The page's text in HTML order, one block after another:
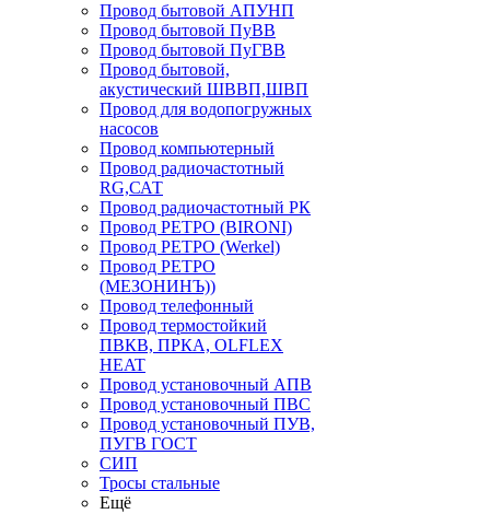
Провод бытовой АПУНП
Провод бытовой ПуВВ
Провод бытовой ПуГВВ
Провод бытовой,
акустический ШВВП,ШВП
Провод для водопогружных
насосов
Провод компьютерный
Провод радиочастотный
RG,САТ
Провод радиочастотный РК
Провод РЕТРО (BIRONI)
Провод РЕТРО (Werkel)
Провод РЕТРО
(МЕЗОНИНЪ))
Провод телефонный
Провод термостойкий
ПВКВ, ПРКА, OLFLEX
HEAT
Провод установочный АПВ
Провод установочный ПВС
Провод установочный ПУВ,
ПУГВ ГОСТ
СИП
Тросы стальные
Ещё